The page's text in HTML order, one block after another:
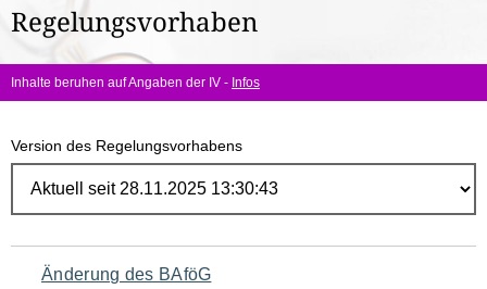
hier:
Regelungsvorhaben
Inhalte beruhen auf Angaben der IV - Infos
Version des Regelungsvorhabens
Navigation
Änderung des BAföG